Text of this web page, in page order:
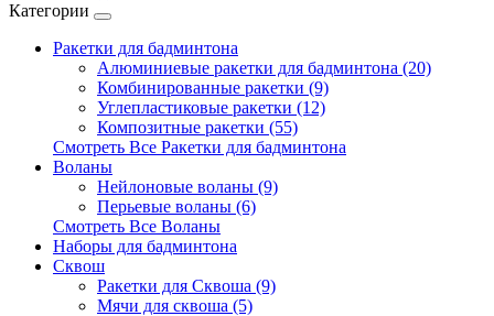
Категории
Ракетки для бадминтона
Алюминиевые ракетки для бадминтона (20)
Комбинированные ракетки (9)
Углепластиковые ракетки (12)
Композитные ракетки (55)
Смотреть Все Ракетки для бадминтона
Воланы
Нейлоновые воланы (9)
Перьевые воланы (6)
Смотреть Все Воланы
Наборы для бадминтона
Сквош
Ракетки для Сквоша (9)
Мячи для сквоша (5)